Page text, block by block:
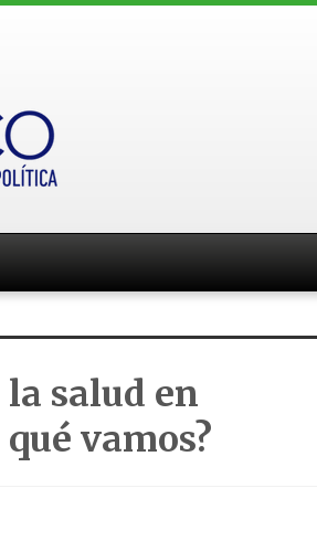
salud en
vamos?